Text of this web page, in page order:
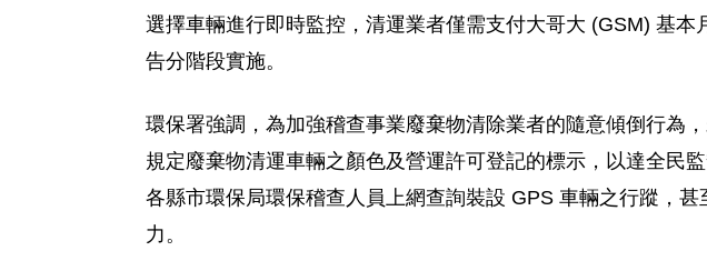
選擇車輛進行即時監控，清運業者僅需支付大哥大 (GSM) 基
告分階段實施。
環保署強調，為加強稽查事業廢棄物清除業者的隨意傾倒行為
規定廢棄物清運車輛之顏色及營運許可登記的標示，以達全民
各縣市環保局環保稽查人員上網查詢裝設 GPS 車輛之行蹤，
力。